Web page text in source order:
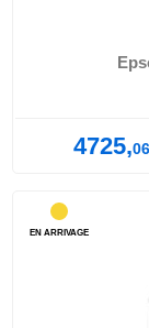
4725,06
EN ARRIVAGE